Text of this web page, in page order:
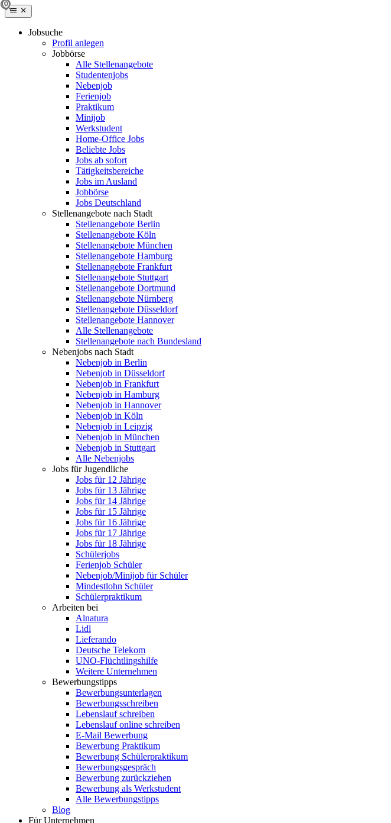
Jobsuche
Profil anlegen
Jobbörse
Alle Stellenangebote
Studentenjobs
Nebenjob
Ferienjob
Praktikum
Minijob
Werkstudent
Home-Office Jobs
Beliebte Jobs
Jobs ab sofort
Tätigkeitsbereiche
Jobs im Ausland
Jobbörse
Jobs Deutschland
Stellenangebote nach Stadt
Stellenangebote Berlin
Stellenangebote Köln
Stellenangebote München
Stellenangebote Hamburg
Stellenangebote Frankfurt
Stellenangebote Stuttgart
Stellenangebote Dortmund
Stellenangebote Nürnberg
Stellenangebote Düsseldorf
Stellenangebote Hannover
Alle Stellenangebote
Stellenangebote nach Bundesland
Nebenjobs nach Stadt
Nebenjob in Berlin
Nebenjob in Düsseldorf
Nebenjob in Frankfurt
Nebenjob in Hamburg
Nebenjob in Hannover
Nebenjob in Köln
Nebenjob in Leipzig
Nebenjob in München
Nebenjob in Stuttgart
Alle Nebenjobs
Jobs für Jugendliche
Jobs für 12 Jährige
Jobs für 13 Jährige
Jobs für 14 Jährige
Jobs für 15 Jährige
Jobs für 16 Jährige
Jobs für 17 Jährige
Jobs für 18 Jährige
Schülerjobs
Ferienjob Schüler
Nebenjob/Minijob für Schüler
Mindestlohn Schüler
Schülerpraktikum
Arbeiten bei
Alnatura
Lidl
Lieferando
Deutsche Telekom
UNO-Flüchtlingshilfe
Weitere Unternehmen
Bewerbungstipps
Bewerbungsunterlagen
Bewerbungsschreiben
Lebenslauf schreiben
Lebenslauf online schreiben
E-Mail Bewerbung
Bewerbung Praktikum
Bewerbung Schülerpraktikum
Bewerbungsgespräch
Bewerbung zurückziehen
Bewerbung als Werkstudent
Alle Bewerbungstipps
Blog
Für Unternehmen